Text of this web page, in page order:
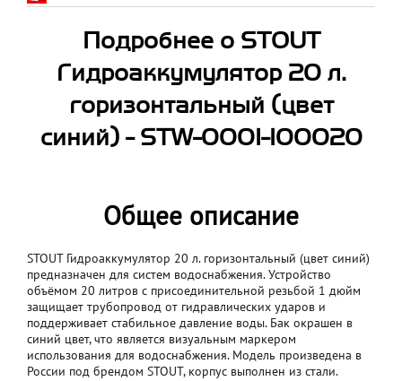
Подробнее о STOUT
Гидроаккумулятор 20 л.
горизонтальный (цвет
синий) - STW-0001-100020
Общее описание
STOUT Гидроаккумулятор 20 л. горизонтальный (цвет синий)
предназначен для систем водоснабжения. Устройство
объёмом 20 литров с присоединительной резьбой 1 дюйм
защищает трубопровод от гидравлических ударов и
поддерживает стабильное давление воды. Бак окрашен в
синий цвет, что является визуальным маркером
использования для водоснабжения. Модель произведена в
России под брендом STOUT, корпус выполнен из стали.